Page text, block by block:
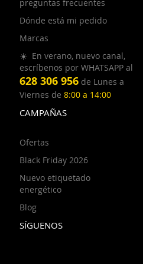
preguntas frecuentes
Dónde está mi pedido
Marcas
☀️ En verano, nuevo canal,
escríbenos por WHATSAPP al
628 306 956 de Lunes a
Viernes de 8:00 a 14:00
CAMPAÑAS
Ofertas
Black Friday 2026
Nuevo etiquetado
energético
Blog
SÍGUENOS